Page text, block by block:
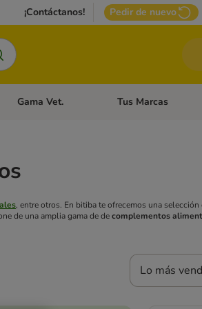
¡Contáctanos! Pedir de nuevo
Gatos
Menú de categoria abierto: Otros Animales
Gama Vet. Menú de categoria
Tus Marcas
, entre otros. En bitiba te ofrecemos una selección
de una amplia gama de decomplementos
Lo más